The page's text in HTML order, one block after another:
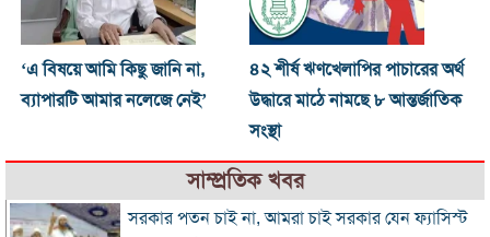
‘এ বিষয়ে আমি কিছু জানি না,
ব্যাপারটি আমার নলেজে নেই’
৪২ শীর্ষ ঋণখেলাপির পাচারের অর্থ
উদ্ধারে মাঠে নামছে ৮ আন্তর্জাতিক
সংস্থা
সাম্প্রতিক খবর
সরকার পতন চাই না, আমরা চাই সরকার যেন ফ্যাসিস্ট